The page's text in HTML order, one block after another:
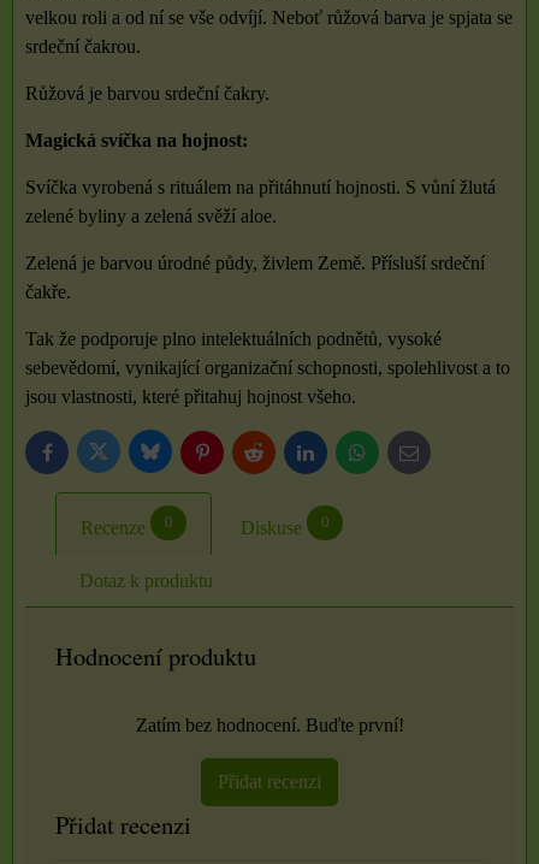
velkou roli a od ní se vše odvíjí. Neboť růžová barva je spjata se
srdeční čakrou.
Růžová je barvou srdeční čakry.
Magická svíčka na hojnost:
Svíčka vyrobená s rituálem na přitáhnutí hojnosti. S vůní žlutá
zelené byliny a zelená svěží aloe.
Zelená je barvou úrodné půdy, živlem Země. Přísluší srdeční
čakře.
Tak že podporuje plno intelektuálních podnětů, vysoké
sebevědomí, vynikající organizační schopnosti, spolehlivost a to
jsou vlastnosti, které přitahuj hojnost všeho.
FacebookTwitter BlueskyPinterestReddit LinkedInWhatsApp
E-
mail
Recenze 0 Diskuse 0
Dotaz k produktu
Hodnocení produktu
Zatím bez hodnocení. Buďte první!
Přidat recenzi
Přidat recenzi